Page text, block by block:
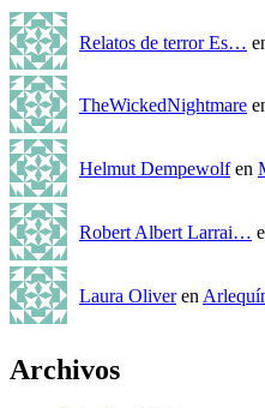
Relatos de terror Es…
TheWickedNightmare
Helmut Dempewolfen
Robert Albert Larrai…
Laura Oliveren
Archivos